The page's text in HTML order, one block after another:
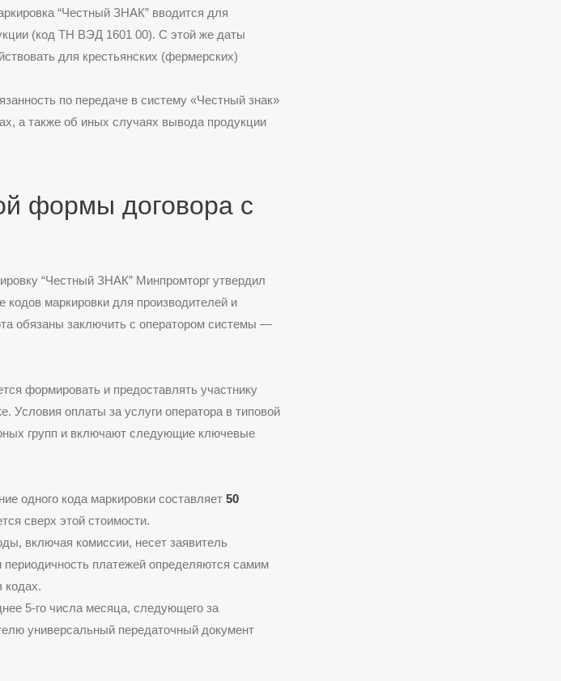
“Честный ЗНАК” вводится для
(код ТН ВЭД 1601 00). С этой же даты
для крестьянских (фермерских)
по передаче в систему «Честный знак»
а также об иных случаях вывода продукции
формы договора с
“Честный ЗНАК” Минпромторг утвердил
маркировки для производителей и
обязаны заключить с оператором системы —
формировать и предоставлять участнику
Условия оплаты за услуги оператора в типовой
групп и включают следующие ключевые
одного кода маркировки составляет 50
сверх этой стоимости.
включая комиссии, несет заявитель
периодичность платежей определяются самим
кодах.
5-го числа месяца, следующего за
универсальный передаточный документ